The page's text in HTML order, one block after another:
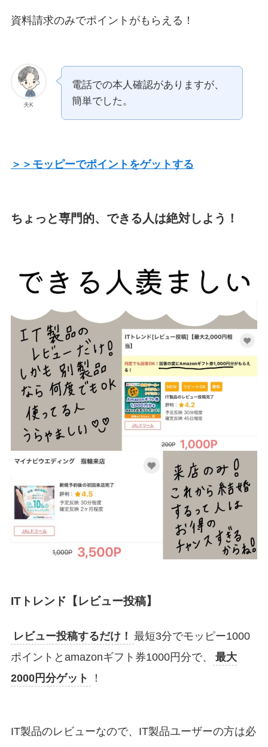
資料請求のみでポイントがもらえる！
夫K
電話での本人確認がありますが、
簡単でした。
＞＞モッピーでポイントをゲットする
ちょっと専門的、できる人は絶対しよう！
ITトレンド【レビュー投稿】
レビュー投稿するだけ！ 最短3分でモッピー1000
ポイントとamazonギフト券1000円分で、
最大
2000円分ゲット
！
IT製品のレビューなので、IT製品ユーザーの方は必